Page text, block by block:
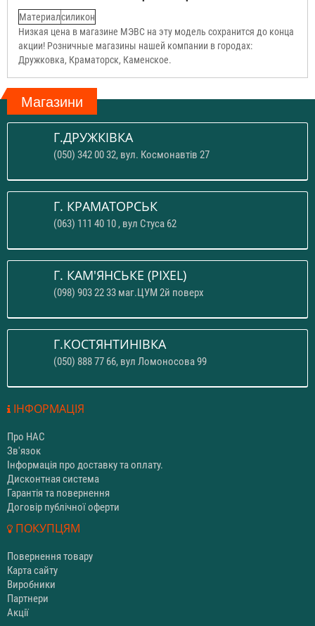
Материалсиликон
Низкая цена в магазине МЭВС на эту модель сохранится до конца
акции! Розничные магазины нашей компании в городах:
Дружковка, Краматорск, Каменское.
Магазини
Г.ДРУЖКІВКА
(050) 342 00 32, вул. Космонавтів 27
Г. КРАМАТОРСЬК
(063) 111 40 10 , вул Стуса 62
Г. КАМ'ЯНСЬКЕ (PIXEL)
(098) 903 22 33 маг.ЦУМ 2й поверх
Г.КОСТЯНТИНІВКА
(050) 888 77 66, вул Ломоносова 99
ІНФОРМАЦІЯ
Про НАС
Зв'язок
Інформація про доставку та оплату.
Дисконтная система
Гарантія та повернення
Договір публічної оферти
ПОКУПЦЯМ
Повернення товару
Карта сайту
Виробники
Партнери
Акції